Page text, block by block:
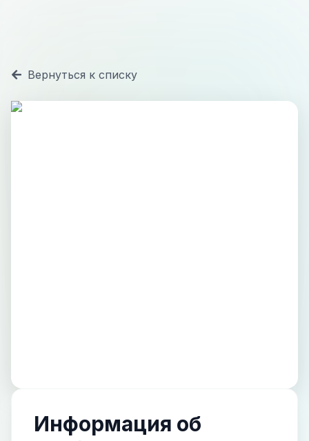
Вернуться к списку
Информация об